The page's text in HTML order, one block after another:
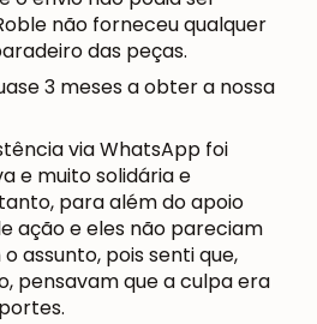
não forneceu qualquer
das peças.
3 meses a obter a nossa
via WhatsApp foi
e muito solidária e
para além do apoio
ação e eles não pareciam
assunto, pois senti que,
pensavam que a culpa era